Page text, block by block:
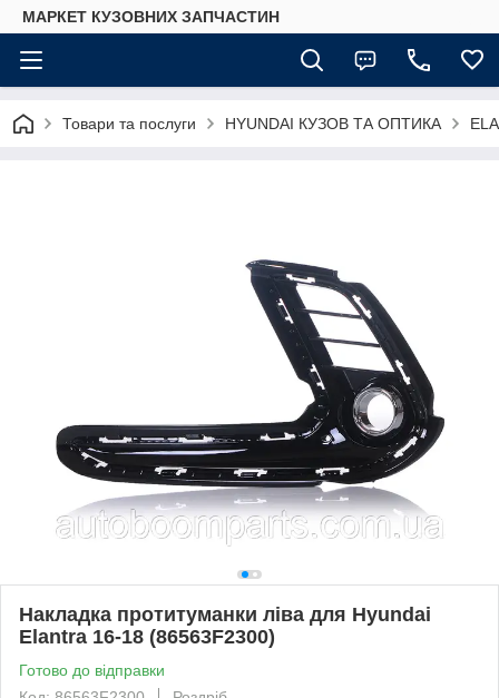
МАРКЕТ КУЗОВНИХ ЗАПЧАСТИН
Товари та послуги HYUNDAI КУЗОВ ТА ОПТИКА
Накладка протитуманки ліва для Hyundai
Elantra 16-18 (86563F2300)
Готово до відправки